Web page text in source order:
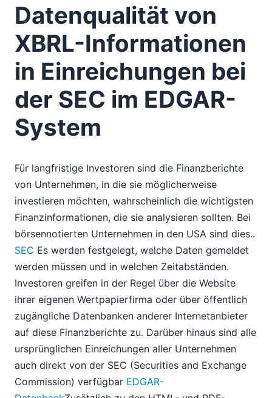
Datenqualität von
XBRL-Informationen
in Einreichungen bei
der SEC im EDGAR-
System
Für langfristige Investoren sind die Finanzberichte
von Unternehmen, in die sie möglicherweise
investieren möchten, wahrscheinlich die wichtigsten
Finanzinformationen, die sie analysieren sollten. Bei
börsennotierten Unternehmen in den USA sind dies..
SEC Es werden festgelegt, welche Daten gemeldet
werden müssen und in welchen Zeitabständen.
Investoren greifen in der Regel über die Website
ihrer eigenen Wertpapierfirma oder über öffentlich
zugängliche Datenbanken anderer Internetanbieter
auf diese Finanzberichte zu. Darüber hinaus sind alle
ursprünglichen Einreichungen aller Unternehmen
auch direkt von der SEC (Securities and Exchange
Commission) verfügbar EDGAR-